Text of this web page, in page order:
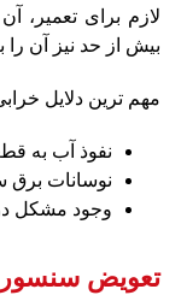
لازم برای تعمیر،
بیش‌ از حد نیز آن را
مهم‌ ترین دلایل
نفوذ آب به
نوسانات برق
وجود مشکل
تعویض